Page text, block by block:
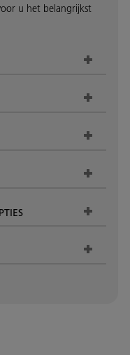
u het belangrijkst